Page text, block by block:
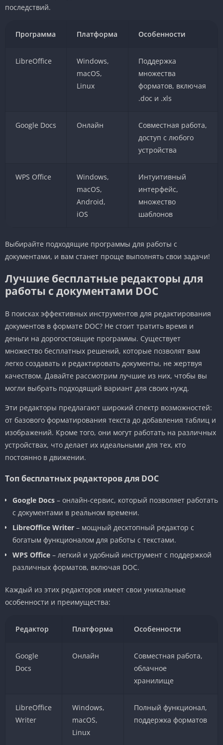
последствий.
Программа Платформа Особенности
LibreOffice
Windows,
macOS,
Linux
Поддержка
множества
форматов, включая
.doc и .xls
Google Docs Онлайн
Совместная работа,
доступ с любого
устройства
WPS Office
Windows,
macOS,
Android,
iOS
Интуитивный
интерфейс,
множество
шаблонов
Выбирайте подходящие программы для работы с
документами, и вам станет проще выполнять свои задачи!
Лучшие бесплатные редакторы для
работы с документами DOC
В поисках эффективных инструментов для редактирования
документов в формате DOC? Не стоит тратить время и
деньги на дорогостоящие программы. Существует
множество бесплатных решений, которые позволят вам
легко создавать и редактировать документы, не жертвуя
качеством. Давайте рассмотрим лучшие из них, чтобы вы
могли выбрать подходящий вариант для своих нужд.
Эти редакторы предлагают широкий спектр возможностей:
от базового форматирования текста до добавления таблиц и
изображений. Кроме того, они могут работать на различных
устройствах, что делает их идеальными для тех, кто
постоянно в движении.
Топ бесплатных редакторов для DOC
Google Docs – онлайн-сервис, который позволяет работать
с документами в реальном времени.
LibreOffice Writer – мощный десктопный редактор с
богатым функционалом для работы с текстами.
WPS Office – легкий и удобный инструмент с поддержкой
различных форматов, включая DOC.
Каждый из этих редакторов имеет свои уникальные
особенности и преимущества:
Редактор Платформа Особенности
Google
Docs
Онлайн
Совместная работа,
облачное
хранилище
LibreOffice
Writer
Windows,
macOS,
Linux
Полный функционал,
поддержка форматов